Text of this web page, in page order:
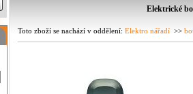
Elektrické
Toto zboží se nachází v oddělení: Elektro nářadí >>